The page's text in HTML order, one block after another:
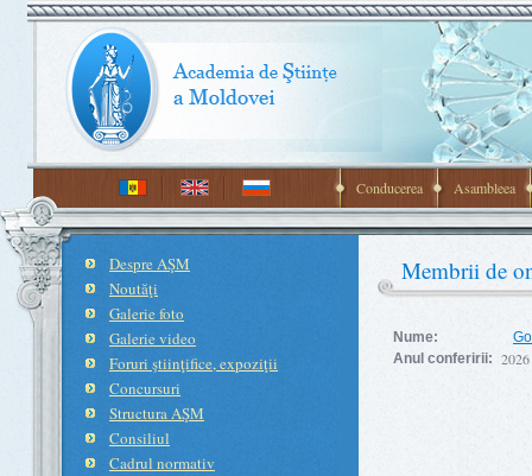
Conducerea Asambleea
Despre AŞM
Noutăţi
Galerie foto
Galerie video
Foruri ştiinţifice, expoziţii
Concursuri
Structura AŞM
Consiliul
Cadrul normativ
Membrii de
Nume:
Anul conferirii: 2026